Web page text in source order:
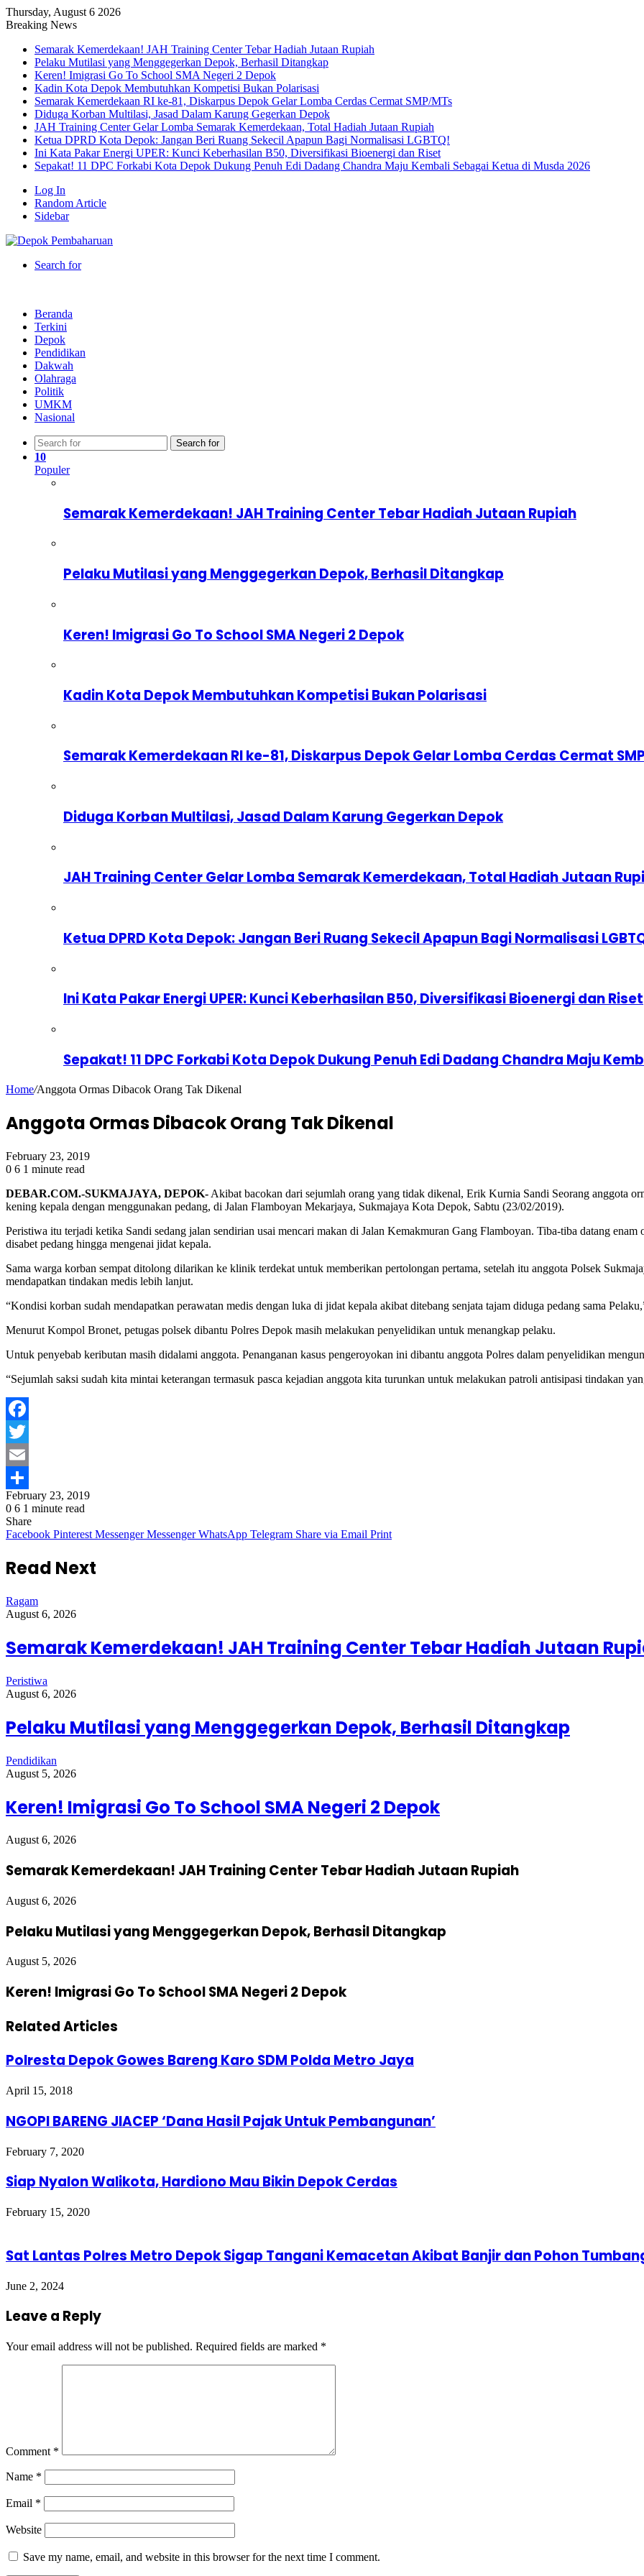
Thursday, August 6 2026
Breaking News
Semarak Kemerdekaan! JAH Training Center Tebar Hadiah Jutaan Rupiah
Pelaku Mutilasi yang Menggegerkan Depok, Berhasil Ditangkap
Keren! Imigrasi Go To School SMA Negeri 2 Depok
Kadin Kota Depok Membutuhkan Kompetisi Bukan Polarisasi
Semarak Kemerdekaan RI ke-81, Diskarpus Depok Gelar Lomba Cerdas Cermat SMP/MTs
Diduga Korban Multilasi, Jasad Dalam Karung Gegerkan Depok
JAH Training Center Gelar Lomba Semarak Kemerdekaan, Total Hadiah Jutaan Rupiah
Ketua DPRD Kota Depok: Jangan Beri Ruang Sekecil Apapun Bagi Normalisasi LGBTQ!
Ini Kata Pakar Energi UPER: Kunci Keberhasilan B50, Diversifikasi Bioenergi dan Riset
Sepakat! 11 DPC Forkabi Kota Depok Dukung Penuh Edi Dadang Chandra Maju Kembali Sebagai Ketua di Musda 2026
Log In
Random Article
Sidebar
Search for
Beranda
Terkini
Depok
Pendidikan
Dakwah
Olahraga
Politik
UMKM
Nasional
Search for
10
Populer
Semarak Kemerdekaan! JAH Training Center Tebar Hadiah Jutaan Rupiah
Pelaku Mutilasi yang Menggegerkan Depok, Berhasil Ditangkap
Keren! Imigrasi Go To School SMA Negeri 2 Depok
Kadin Kota Depok Membutuhkan Kompetisi Bukan Polarisasi
Semarak Kemerdekaan RI ke-81, Diskarpus Depok Gelar Lomba Cerdas Cermat
Diduga Korban Multilasi, Jasad Dalam Karung Gegerkan Depok
JAH Training Center Gelar Lomba Semarak Kemerdekaan, Total Hadiah Jutaan
Ketua DPRD Kota Depok: Jangan Beri Ruang Sekecil Apapun Bagi Normalisasi
Ini Kata Pakar Energi UPER: Kunci Keberhasilan B50, Diversifikasi Bioenergi dan Riset
Sepakat! 11 DPC Forkabi Kota Depok Dukung Penuh Edi Dadang Chandra Maju
Home/Anggota Ormas Dibacok Orang Tak Dikenal
Anggota Ormas Dibacok Orang Tak Dikenal
February 23, 2019
0 6 1 minute read
DEBAR.COM.-SUKMAJAYA, DEPOK- Akibat bacokan dari sejumlah orang yang tidak dikenal, Erik Kurnia Sandi Seorang anggota
kening kepala dengan menggunakan pedang, di Jalan Flamboyan Mekarjaya, Sukmajaya Kota Depok, Sabtu (23/02/2019).
Peristiwa itu terjadi ketika Sandi sedang jalan sendirian usai mencari makan di Jalan Kemakmuran Gang Flamboyan. Tiba-tiba datang
disabet pedang hingga mengenai jidat kepala.
Sama warga korban sempat ditolong dilarikan ke klinik terdekat untuk memberikan pertolongan pertama, setelah itu anggota Polsek
mendapatkan tindakan medis lebih lanjut.
“Kondisi korban sudah mendapatkan perawatan medis dengan luka di jidat kepala akibat ditebang senjata tajam diduga pedang sama
Menurut Kompol Bronet, petugas polsek dibantu Polres Depok masih melakukan penyelidikan untuk menangkap pelaku.
Untuk penyebab keributan masih didalami anggota. Penanganan kasus pengeroyokan ini dibantu anggota Polres dalam penyelidikan
“Sejumlah saksi sudah kita mintai keterangan termasuk pasca kejadian anggota kita turunkan untuk melakukan patroli antisipasi tindakan
Facebook
Twitter
Email
Share
February 23, 2019
0 6 1 minute read
Share
Facebook Pinterest Messenger Messenger WhatsApp Telegram Share via Email Print
Read Next
Ragam
August 6, 2026
Semarak Kemerdekaan! JAH Training Center Tebar Hadiah Jutaan
Peristiwa
August 6, 2026
Pelaku Mutilasi yang Menggegerkan Depok, Berhasil Ditangkap
Pendidikan
August 5, 2026
Keren! Imigrasi Go To School SMA Negeri 2 Depok
August 6, 2026
Semarak Kemerdekaan! JAH Training Center Tebar Hadiah Jutaan Rupiah
August 6, 2026
Pelaku Mutilasi yang Menggegerkan Depok, Berhasil Ditangkap
August 5, 2026
Keren! Imigrasi Go To School SMA Negeri 2 Depok
Related Articles
Polresta Depok Gowes Bareng Karo SDM Polda Metro Jaya
April 15, 2018
NGOPI BARENG JIACEP ‘Dana Hasil Pajak Untuk Pembangunan’
February 7, 2020
Siap Nyalon Walikota, Hardiono Mau Bikin Depok Cerdas
February 15, 2020
Sat Lantas Polres Metro Depok Sigap Tangani Kemacetan Akibat Banjir dan Pohon
June 2, 2024
Leave a Reply
Your email address will not be published. Required fields are marked *
Comment *
Name *
Email *
Website
Save my name, email, and website in this browser for the next time I comment.